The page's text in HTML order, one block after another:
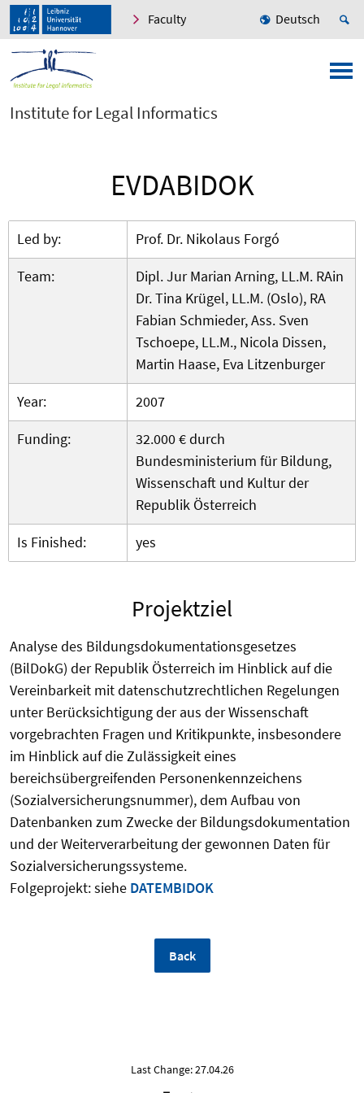
Faculty Deutsch
Institute for Legal Informatics
EVDABIDOK
Led by:
Prof. Dr. Nikolaus Forgó
Team:
Dipl. Jur Marian Arning, LL.M. RAin
Dr. Tina Krügel, LL.M. (Oslo), RA
Fabian Schmieder, Ass. Sven
Tschoepe, LL.M., Nicola Dissen,
Martin Haase, Eva Litzenburger
Year:
2007
Funding:
32.000 € durch
Bundesministerium für Bildung,
Wissenschaft und Kultur der
Republik Österreich
Is Finished:
yes
Projektziel
Analyse des Bildungsdokumentationsgesetzes
(BilDokG) der Republik Österreich im Hinblick auf die
Vereinbarkeit mit datenschutzrechtlichen Regelungen
unter Berücksichtigung der aus der Wissenschaft
vorgebrachten Fragen und Kritikpunkte, insbesondere
im Hinblick auf die Zulässigkeit eines
bereichsübergreifenden Personenkennzeichens
(Sozialversicherungsnummer), dem Aufbau von
Datenbanken zum Zwecke der Bildungsdokumentation
und der Weiterverarbeitung der gewonnen Daten für
Sozialversicherungssysteme.
Folgeprojekt: siehe DATEMBIDOK
Back
Last Change: 27.04.26